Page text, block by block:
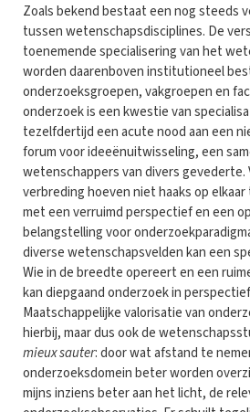
Zoals bekend bestaat een nog steeds
tussen wetenschapsdisciplines. De
toenemende specialisering van het
worden daarenboven institutioneel
onderzoeksgroepen, vakgroepen en
onderzoek is een kwestie van
tezelfdertijd een acute nood aan een
forum voor ideeënuitwisseling, een
wetenschappers van divers gevederte.
verbreding hoeven niet haaks op
met een verruimd perspectief en een
belangstelling voor
diverse wetenschapsvelden kan een
Wie in de breedte opereert en een
kan diepgaand onderzoek in
Maatschappelijke valorisatie van
hierbij, maar dus ook de
mieux sauter: door wat afstand te
onderzoeksdomein beter worden
mijns inziens beter aan het licht, de